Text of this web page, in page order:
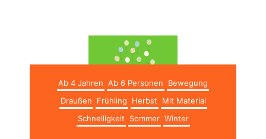
Ab 4 Jahren Ab 6 Personen
Bewegung
Draußen
Frühling Herbst
Mit Material
Schnelligkeit
Sommer Winter